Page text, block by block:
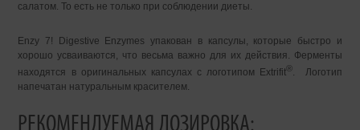
салатом. То есть не только при соблюдении диеты.
Enzy 7! Digestive Enzymes упакован в капсулы, которые быстро и
хорошо усваиваются, что весьма важно для их действия. Ферменты
находятся в оригинальных капсулах с логотипом Extrifit®. Логотип
напечатан натуральным красителем.